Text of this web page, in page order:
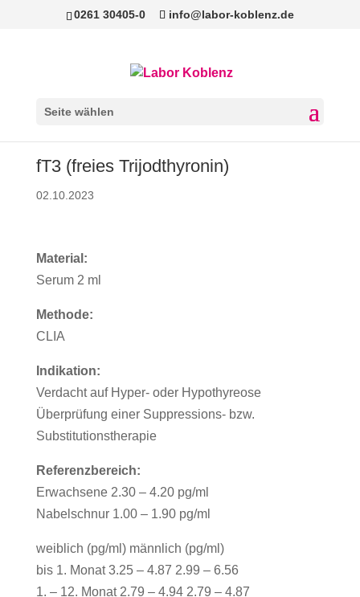
0261 30405-0 info@labor-koblenz.de
Seite wählen
fT3 (freies Trijodthyronin)
02.10.2023
Material:
Serum 2 ml
Methode:
CLIA
Indikation:
Verdacht auf Hyper- oder Hypothyreose
Überprüfung einer Suppressions- bzw.
Substitutionstherapie
Referenzbereich:
Erwachsene 2.30 – 4.20 pg/ml
Nabelschnur 1.00 – 1.90 pg/ml
weiblich (pg/ml) männlich (pg/ml)
bis 1. Monat 3.25 – 4.87 2.99 – 6.56
1. – 12. Monat 2.79 – 4.94 2.79 – 4.87